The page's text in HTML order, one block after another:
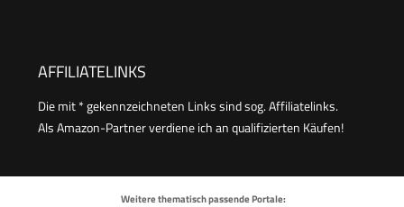
AFFILIATELINKS
Die mit * gekennzeichneten Links sind sog. Affiliatelinks.
Als Amazon-Partner verdiene ich an qualifizierten Käufen!
Weitere thematisch passende Portale: